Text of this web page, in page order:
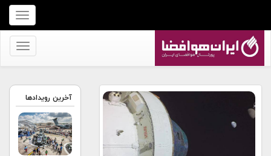
برای
نمایش
منو
برای
کنید
آخرین رویدادها